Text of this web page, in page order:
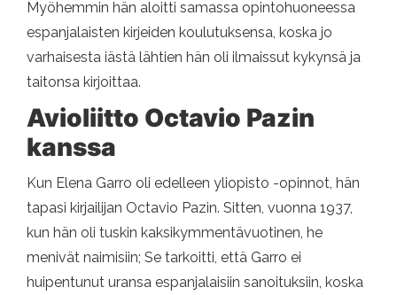
Myöhemmin hän aloitti samassa opintohuoneessa
espanjalaisten kirjeiden koulutuksensa, koska jo
varhaisesta iästä lähtien hän oli ilmaissut kykynsä ja
taitonsa kirjoittaa.
Avioliitto Octavio Pazin
kanssa
Kun Elena Garro oli edelleen yliopisto -opinnot, hän
tapasi kirjailijan Octavio Pazin. Sitten, vuonna 1937,
kun hän oli tuskin kaksikymmentävuotinen, he
menivät naimisiin; Se tarkoitti, että Garro ei
huipentunut uransa espanjalaisiin sanoituksiin, koska